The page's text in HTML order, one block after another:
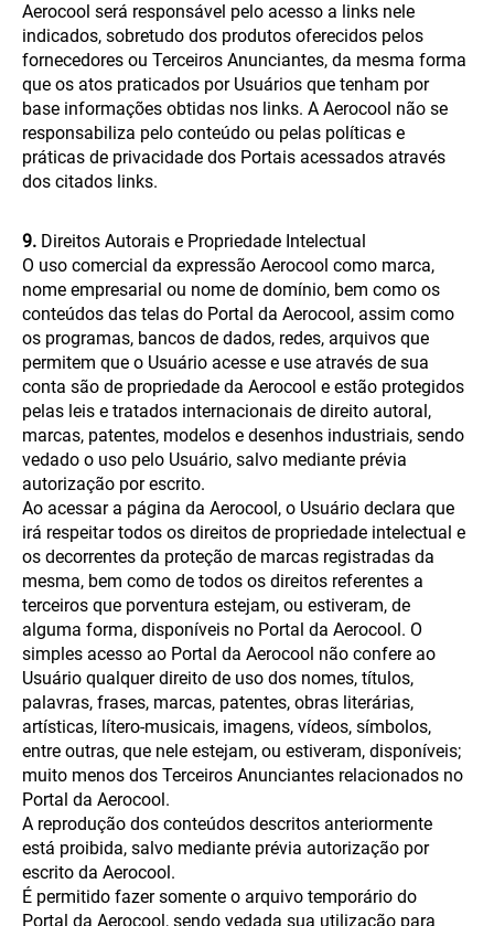
Aerocool será responsável pelo acesso a links nele
indicados, sobretudo dos produtos oferecidos pelos
fornecedores ou Terceiros Anunciantes, da mesma forma
que os atos praticados por Usuários que tenham por
base informações obtidas nos links. A Aerocool não se
responsabiliza pelo conteúdo ou pelas políticas e
práticas de privacidade dos Portais acessados através
dos citados links.
9. Direitos Autorais e Propriedade Intelectual
O uso comercial da expressão Aerocool como marca,
nome empresarial ou nome de domínio, bem como os
conteúdos das telas do Portal da Aerocool, assim como
os programas, bancos de dados, redes, arquivos que
permitem que o Usuário acesse e use através de sua
conta são de propriedade da Aerocool e estão protegidos
pelas leis e tratados internacionais de direito autoral,
marcas, patentes, modelos e desenhos industriais, sendo
vedado o uso pelo Usuário, salvo mediante prévia
autorização por escrito.
Ao acessar a página da Aerocool, o Usuário declara que
irá respeitar todos os direitos de propriedade intelectual e
os decorrentes da proteção de marcas registradas da
mesma, bem como de todos os direitos referentes a
terceiros que porventura estejam, ou estiveram, de
alguma forma, disponíveis no Portal da Aerocool. O
simples acesso ao Portal da Aerocool não confere ao
Usuário qualquer direito de uso dos nomes, títulos,
palavras, frases, marcas, patentes, obras literárias,
artísticas, lítero-musicais, imagens, vídeos, símbolos,
entre outras, que nele estejam, ou estiveram, disponíveis;
muito menos dos Terceiros Anunciantes relacionados no
Portal da Aerocool.
A reprodução dos conteúdos descritos anteriormente
está proibida, salvo mediante prévia autorização por
escrito da Aerocool.
É permitido fazer somente o arquivo temporário do
Portal da Aerocool, sendo vedada sua utilização para